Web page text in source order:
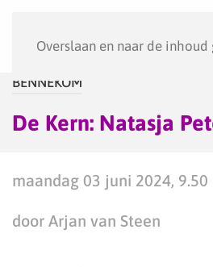
Overslaan en naar de inhoud
BENNEKOM
De Kern: Natasja
maandag 03 juni 2024, 9.50
door Arjan van Steen